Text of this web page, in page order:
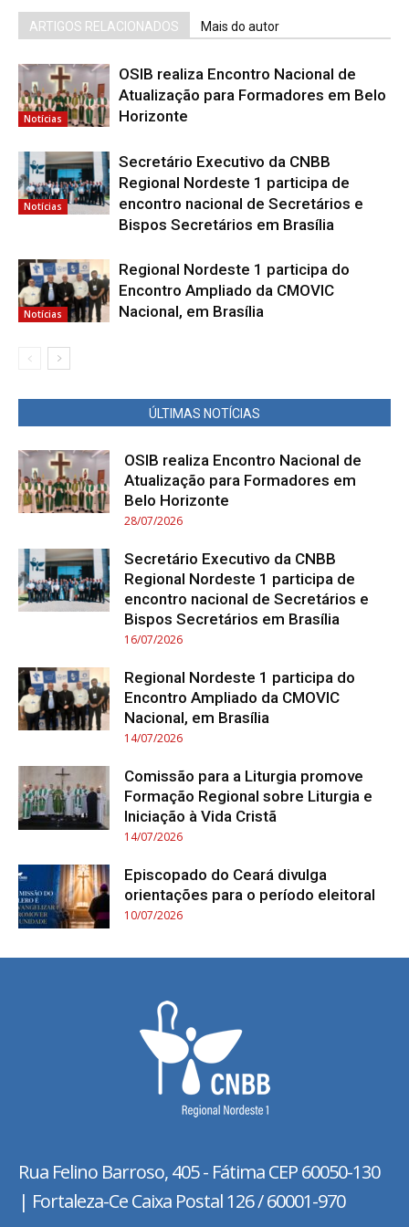
ARTIGOS RELACIONADOS Mais do autor
Notícias
OSIB realiza Encontro Nacional de
Atualização para Formadores em Belo
Horizonte
Notícias
Secretário Executivo da CNBB
Regional Nordeste 1 participa de
encontro nacional de Secretários e
Bispos Secretários em Brasília
Notícias
Regional Nordeste 1 participa do
Encontro Ampliado da CMOVIC
Nacional, em Brasília
ÚLTIMAS NOTÍCIAS
OSIB realiza Encontro Nacional de
Atualização para Formadores em
Belo Horizonte
28/07/2026
Secretário Executivo da CNBB
Regional Nordeste 1 participa de
encontro nacional de Secretários e
Bispos Secretários em Brasília
16/07/2026
Regional Nordeste 1 participa do
Encontro Ampliado da CMOVIC
Nacional, em Brasília
14/07/2026
Comissão para a Liturgia promove
Formação Regional sobre Liturgia e
Iniciação à Vida Cristã
14/07/2026
Episcopado do Ceará divulga
orientações para o período eleitoral
10/07/2026
Rua Felino Barroso, 405 - FátimaCEP 60050-130
| Fortaleza-Ce Caixa Postal 126 / 60001-970